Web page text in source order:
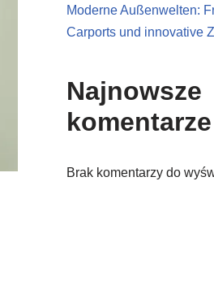
Moderne Außenwelten:
Carports und innovative
Najnowsze
komentarze
Brak komentarzy do